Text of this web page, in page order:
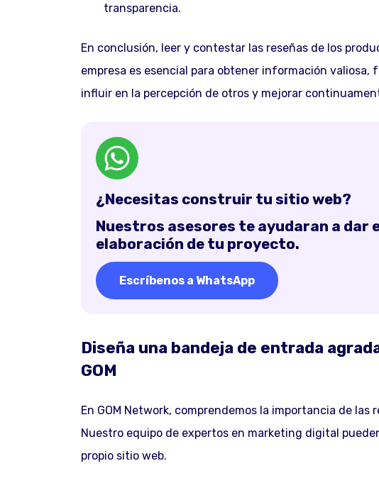
transparencia.
En conclusión, leer y contestar las reseñas de los
empresa es esencial para obtener información
influir en la percepción de otros y mejorar
¿Necesitas construir tu sitio web?
Nuestros asesores te ayudaran a dar
elaboración de tu proyecto.
Escríbenos a WhatsApp
Diseña una bandeja de entrada
GOM
En GOM Network, comprendemos la importancia de
Nuestro equipo de expertos en marketing digital
propio sitio web.